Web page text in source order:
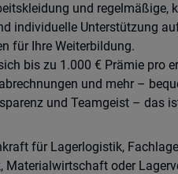
und regelmäßige,
individuelle Unterstützung
für Ihre Weiterbildung.
bis zu 1.000 € Prämie pro
und mehr –
und Teamgeist – das
für Lagerlogistik,
Materialwirtschaft oder